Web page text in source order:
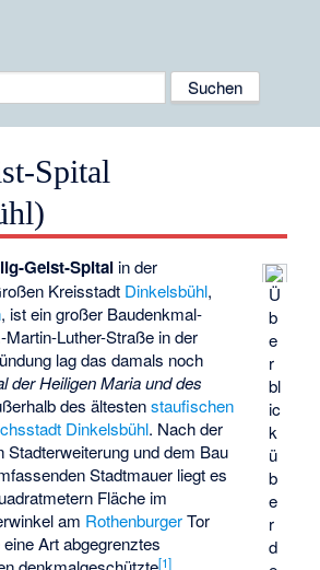
Spital
Ü
b
e
r
bl
ic
k
ü
b
e
r
d
Geist-Spital in der
Kreisstadt Dinkelsbühl,
, ist ein großer Baudenkmal-
Luther-Straße in der
lag das damals noch
der Heiligen Maria und des
des ältestenstaufischen
Dinkelsbühl. Nach der
Stadterweiterung und dem Bau
Stadtmauer liegt es
Fläche im
am RothenburgerTor
Art abgegrenztes
[1]